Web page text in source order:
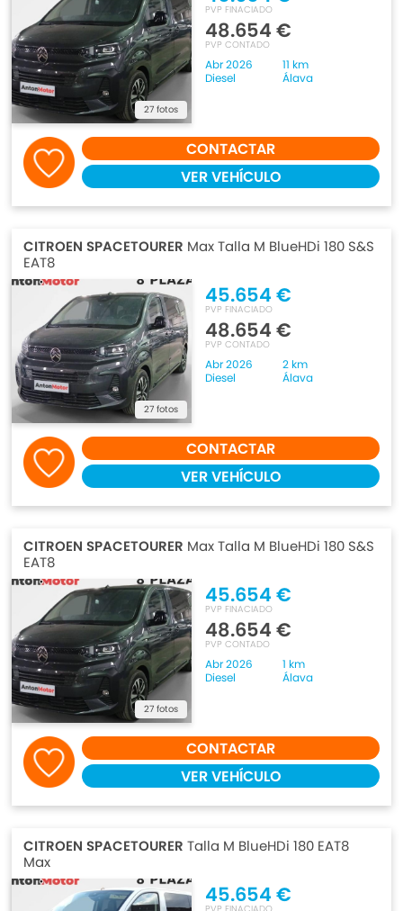
27 fotos
PVP FINACIADO
48.654 €
PVP CONTADO
Abr 2026
11 km
Diesel
Álava
CONTACTAR
VER VEHÍCULO
CITROEN SPACETOURER Max Talla M BlueHDi 180 S&S
EAT8
27 fotos
45.654 €
PVP FINACIADO
48.654 €
PVP CONTADO
Abr 2026
2 km
Diesel
Álava
CONTACTAR
VER VEHÍCULO
CITROEN SPACETOURER Max Talla M BlueHDi 180 S&S
EAT8
27 fotos
45.654 €
PVP FINACIADO
48.654 €
PVP CONTADO
Abr 2026
1 km
Diesel
Álava
CONTACTAR
VER VEHÍCULO
CITROEN SPACETOURER Talla M BlueHDi 180 EAT8
Max
45.654 €